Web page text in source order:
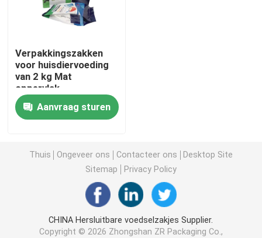
Koffieverpakkingszak
Zakjes met platte bodem
Zak in Doos Vloeibare Verpakking
Opstaande verpakkingszakken
Voedsel voor huisdieren Verpakkende Zakken
Papieren verpakkingszakken
Verpakkingszakken
voor huisdiervoeding
van 2 kg Mat
oppervlak
Rotogravure
afdrukken
Aanvraag sturen
Thuis Ongeveer ons Contacteer ons
Desktop Site
Sitemap
Privacy Policy
CHINA Hersluitbare voedselzakjes Supplier.
Copyright © 2026 Zhongshan ZR Packaging Co.,